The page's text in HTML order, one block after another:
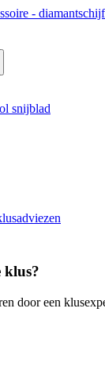
-
snijblad
door een